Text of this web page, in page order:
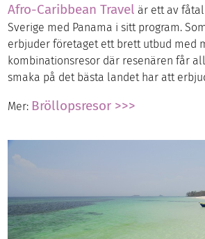
Afro-Caribbean Travel är ett av
Sverige med Panama i sitt program.
erbjuder företaget ett brett utbud med
kombinationsresor där resenären får
smaka på det bästa landet har att
Mer: Bröllopsresor >>>